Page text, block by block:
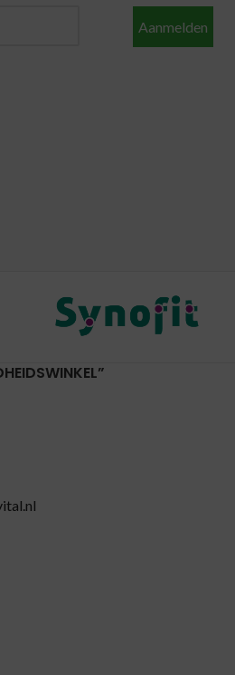
Aanmelden